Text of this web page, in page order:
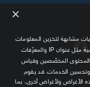
×
مشابهة لتخزين المعلومات
على جهازك والوصول إليها ومعالجة البيانات الشخصية مثل عنوان IP والمعرّفات
والمحتوى المخصّصين وقياس
الخدمات. قد يقوم
الأغراض ولأغراض أخرى، بما